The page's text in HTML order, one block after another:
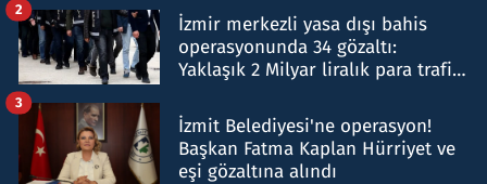
İzmir merkezli yasa dışı bahis
operasyonunda 34 gözaltı:
Yaklaşık 2 Milyar liralık para trafiği
2
İzmit Belediyesi'ne operasyon!
Başkan Fatma Kaplan Hürriyet ve
eşi gözaltına alındı
3